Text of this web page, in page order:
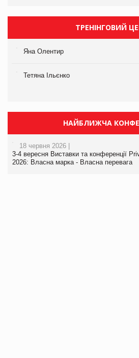
ТРЕНІНГОВИЙ
Яна Олентир
Тетяна Ільєнко
НАЙБЛИЖЧА
18 червня 2026 |
3-4 вересня Виставки та конференції
2026: Власна марка - Власна перевага